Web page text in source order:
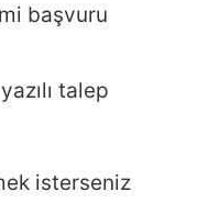
başvuru
talep
isterseniz